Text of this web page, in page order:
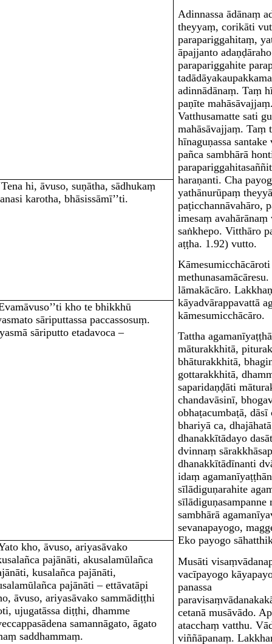
Adinnassa ādānaṃ
theyyaṃ, corikāti
parapariggahitaṃ,
āpajjanto
parapariggahite
adinnādānaṃ. Taṃ
paṇīte
Vatthusamatte sati
mahāsāvajjaṃ. Taṃ
hīnaguṇassa
pañca sambhārā
haraṇanti. Cha
yathānurūpaṃ
paṭicchannāvahāro,
imesaṃ
saṅkhepo. Vitthāro
aṭṭha. 1.92) vutto.
Kāmesumicchācāroti
methunasamācāresu.
lāmakācāro.
kāyadvārappavattā
kāmesumicchācāro.
Tattha
māturakkhitā,
bhāturakkhitā,
gottarakkhitā,
saparidaṇḍāti
chandavāsinī,
obhaṭacumbaṭā,
bhariyā ca,
dhanakkītādayo
dvinnaṃ
dhanakkītādīnanti
idaṃ
sīlādiguṇarahite
sīlādiguṇasampanne
sambhārā
sevanapayogo,
Eko payogo
Musāti
vacīpayogo
panassa
cetanā musāvādo.
atacchaṃ vatthu.
viññāpanaṃ.
hi, āvuso, suṇātha, sādhukaṃ
karotha, bhāsissāmī’’ti.
kho te bhikkhū
sāriputtassa paccassosuṃ.
sāriputto etadavoca –
kho, āvuso, ariyasāvako
pajānāti, akusalamūlañca
kusalañca pajānāti,
pajānāti – ettāvatāpi
āvuso, ariyasāvako sammādiṭṭhi
ujugatāssa diṭṭhi, dhamme
samannāgato, āgato
saddhammaṃ.